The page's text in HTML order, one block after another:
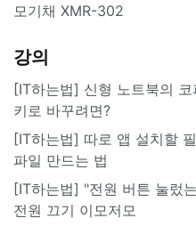
모기채 XMR-302
강의
[IT하는법] 신형 노트북의
키로 바꾸려면?
[IT하는법] 따로 앱 설치할
파일 만드는 법
[IT하는법] "전원 버튼 눌렀
전원 끄기 이모저모